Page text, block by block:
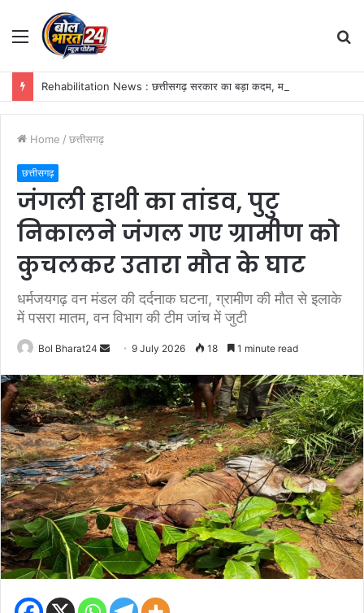
Menu
Home / छत्तीसगढ़
छत्तीसगढ़
जंगली हाथी का तांडव, पुटु
निकालने जंगल गए ग्रामीण को
कुचलकर उतारा मौत के घाट
धर्मजयगढ़ वन मंडल की दर्दनाक घटना, ग्रामीण की मौत से इलाके
में पसरा मातम, वन विभाग की टीम जांच में जुटी
Bol Bharat24
Send
email
9 July 2026 18 1 minute read